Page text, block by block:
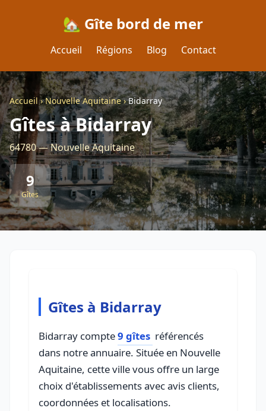
🏡 Gîte bord de mer
Accueil Régions Blog Contact
Accueil›Nouvelle Aquitaine›Bidarray
Gîtes à Bidarray
64780 — Nouvelle Aquitaine
9
Gîtes
Gîtes à Bidarray
Bidarray compte9 gîtes référencés
dans notre annuaire. Située en Nouvelle
Aquitaine, cette ville vous offre un large
choix d'établissements avec avis clients,
coordonnées et localisations.